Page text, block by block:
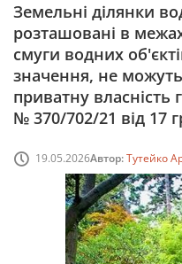
Земельні ділянки
розташовані в
смуги водних
значення, не
приватну власність
№ 370/702/21 від 17
19.05.2026Автор:Тутейко